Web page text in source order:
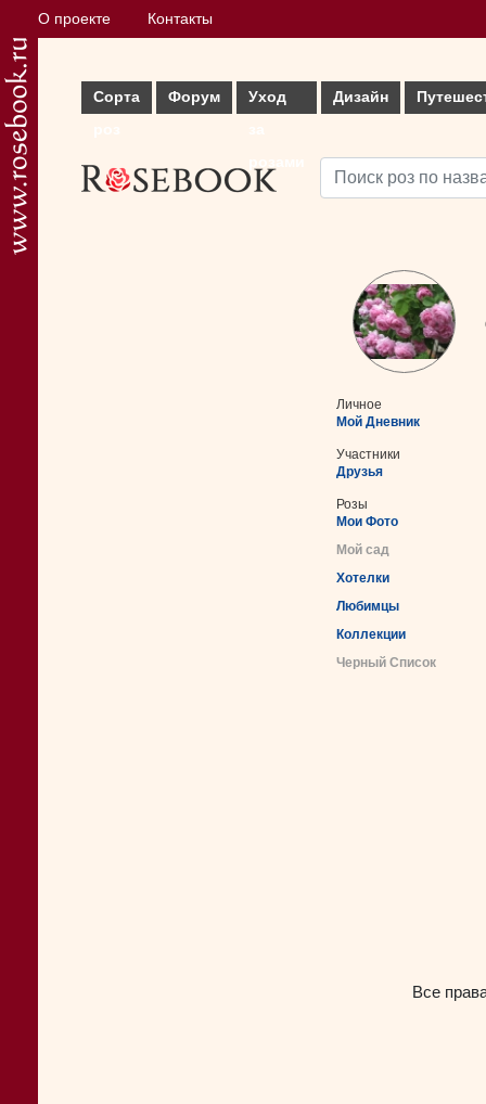
О проекте Контакты
Сорта
Форум
Уход
Дизайн
Личное
Мой Дневник
Участники
Друзья
Розы
Мои Фото
Мой сад
Хотелки
Любимцы
Коллекции
Черный Список
Все